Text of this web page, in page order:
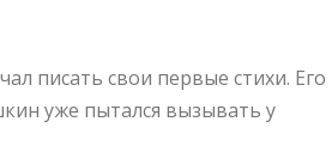
писать свои первые стихи. Его
уже пытался вызывать у